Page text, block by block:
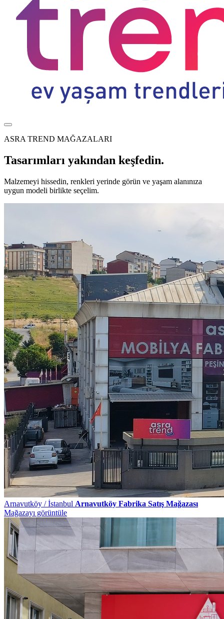
ASRA TREND MAĞAZALARI
Tasarımları yakından keşfedin.
Malzemeyi hissedin, renkleri yerinde görün ve yaşam alanınıza
uygun modeli birlikte seçelim.
Arnavutköy / İstanbul Arnavutköy Fabrika Satış Mağazası
Mağazayı görüntüle